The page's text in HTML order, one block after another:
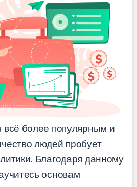
всё более популярным и
людей пробует
Благодаря данному
основам